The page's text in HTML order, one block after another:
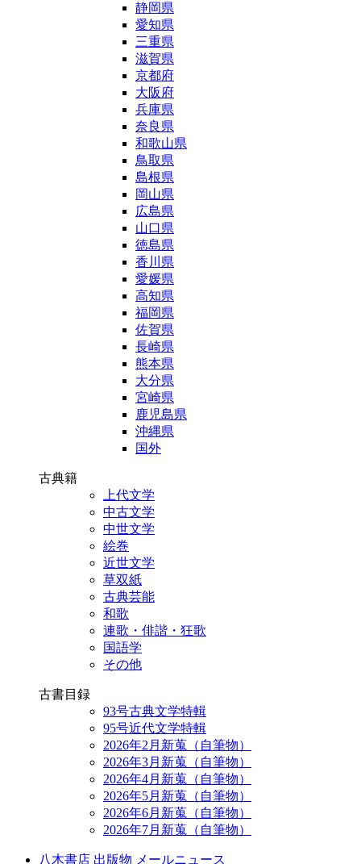
静岡県
愛知県
三重県
滋賀県
京都府
大阪府
兵庫県
奈良県
和歌山県
鳥取県
島根県
岡山県
広島県
山口県
徳島県
香川県
愛媛県
高知県
福岡県
佐賀県
長崎県
熊本県
大分県
宮崎県
鹿児島県
沖縄県
国外
古典籍
上代文学
中古文学
中世文学
絵巻
近世文学
草双紙
古典芸能
和歌
連歌・俳諧・狂歌
国語学
その他
古書目録
93号古典文学特輯
95号近代文学特輯
2026年2月新蒐（自筆物）
2026年3月新蒐（自筆物）
2026年4月新蒐（自筆物）
2026年5月新蒐（自筆物）
2026年6月新蒐（自筆物）
2026年7月新蒐（自筆物）
八木書店 出版物 メールニュース